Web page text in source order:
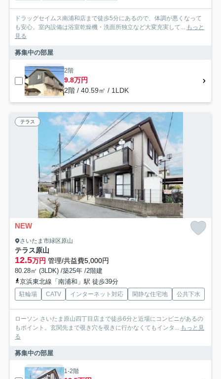
ドラッグセイムス南浦和店まで徒歩5分にあるので、体調が悪くなって
も安心。室内設備は浴室乾燥機・洗面所独立など大変充実して... もっと
見る
募集中の部屋
2階
9.8万円
2階 / 40.59㎡ / 1LDK
テラス
NEW
さいたま市緑区原山
テラス原山
12.5万円 管理/共益費5,000円
80.28㎡ (3LDK) /築25年 /2階建
京浜東北線「南浦和」駅 徒歩39分
駐輪場 CATV インターネット対応 閑静な住宅地 公共下水
ローソン さいたま原山四丁目店まで徒歩6分と近場にコンビニがあるの
もポイント。玄関先まで覗き穴を覗きに行かなくてもインタ... もっと見
る
募集中の部屋
1-2階